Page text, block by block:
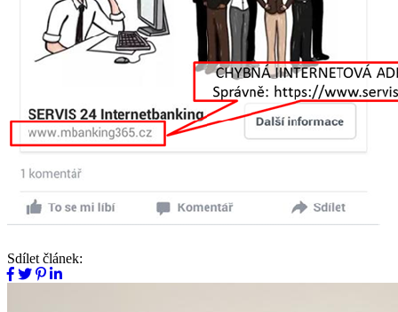
Sdílet článek: